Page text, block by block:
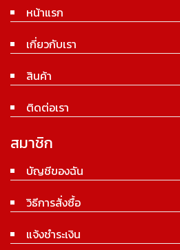
หน้าแรก
เกี่ยวกับเรา
สินค้า
ติดต่อเรา
สมาชิก
บัญชีของฉัน
วิธีการสั่งซื้อ
แจ้งชำระเงิน